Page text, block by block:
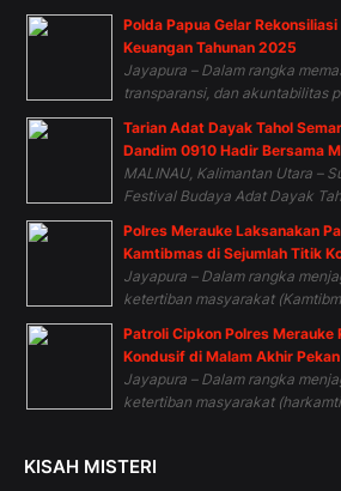
Polda Papua Gelar
Keuangan Tahunan 2025
Jayapura – Dalam rangka
transparansi, dan akuntabilitas
Tarian Adat Dayak Tahol
Dandim 0910 Hadir Bersama
MALINAU, Kalimantan Utara –
Festival Budaya Adat Dayak
Polres Merauke Laksanakan
Kamtibmas di Sejumlah Titik
Jayapura – Dalam rangka
ketertiban masyarakat
Patroli Cipkon Polres Merauke
Kondusif di Malam Akhir Pekan
Jayapura – Dalam rangka
ketertiban masyarakat
KISAH MISTERI